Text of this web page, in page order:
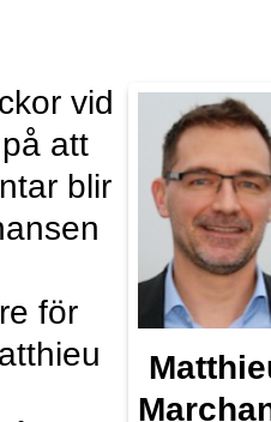
vid
att
blir
för